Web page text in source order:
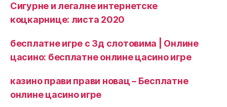
Сигурне и легалне интернетске
коцкарнице: листа 2020
бесплатне игре с 3д слотовима | Онлине
цасино: бесплатне онлине цасино игре
казино прави прави новац – Бесплатне
онлине цасино игре